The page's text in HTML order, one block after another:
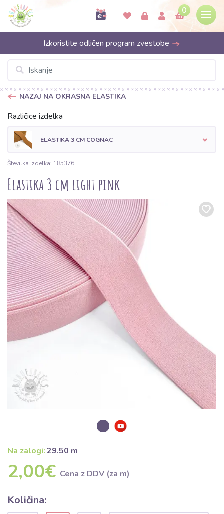
0
Izkoristite odličen program zvestobe
NAZAJ NA OKRASNA ELASTIKA
Različice izdelka
ELASTIKA 3 CM COGNAC
Številka izdelka: 185376
Elastika 3 cm light pink
Na zalogi:29.50 m
2,00€ Cena z DDV (za m)
Količina: